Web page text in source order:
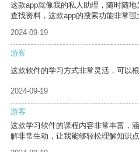
这款app就像我的私人助理，随时随
查找资料，这款app的搜索功能非常强
2024-09-19
游客
这款软件的学习方式非常灵活，可以
2024-09-19
游客
这款学习软件的课程内容非常丰富，
解非常生动，让我能够轻松理解知识点